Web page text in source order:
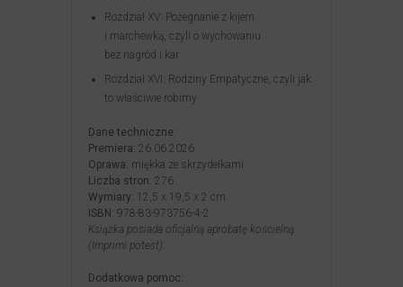
Rozdział XV: Pożegnanie z kijem
i marchewką, czyli o wychowaniu
bez nagród i kar
Rozdział XVI: Rodziny Empatyczne, czyli jak
to właściwie robimy
Dane techniczne:
Premiera: 26.06.2026
Oprawa: miękka ze skrzydełkami
Liczba stron: 276
Wymiary: 12,5 x 19,5 x 2 cm
ISBN: 978-83-973756-4-2
Książka posiada oficjalną aprobatę kościelną
(Imprimi potest).
Dodatkowa pomoc: